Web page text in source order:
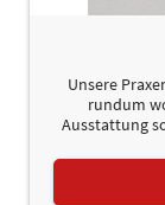
Unsere
rundum
Ausstattung